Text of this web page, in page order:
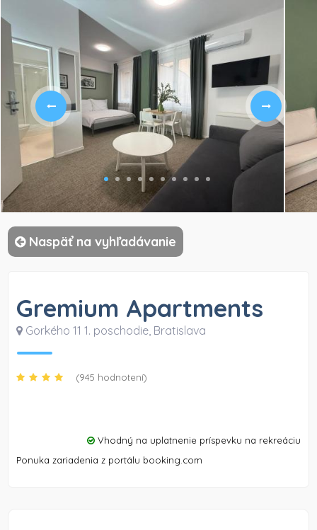
)
Naspäť na vyhľadávanie
Gremium Apartments
Gorkého 11 1. poschodie, Bratislava
(945 hodnotení)
Vhodný na uplatnenie príspevku na rekreáciu
Ponuka zariadenia z portálu booking.com